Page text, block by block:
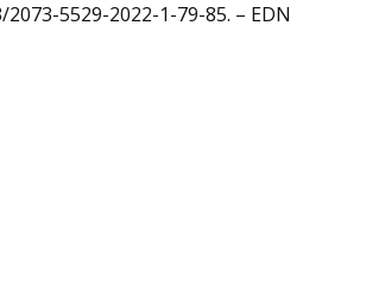
2073-5529-2022-1-79-85. – EDN